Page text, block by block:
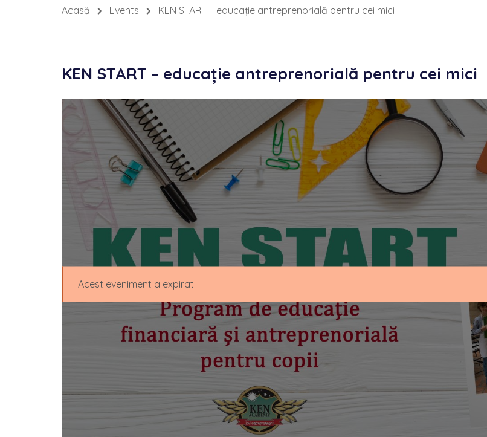
Acasă Events KEN START – educație antreprenorială pentru cei mici
KEN START – educație antreprenorială pentru cei mici
Acest eveniment a expirat